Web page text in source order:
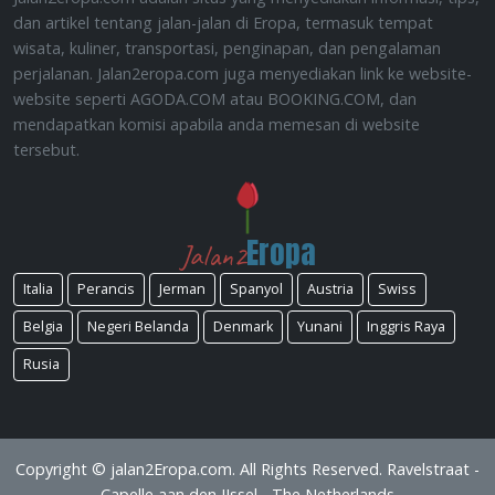
dan artikel tentang jalan-jalan di Eropa, termasuk tempat
wisata, kuliner, transportasi, penginapan, dan pengalaman
perjalanan. Jalan2eropa.com juga menyediakan link ke website-
website seperti AGODA.COM atau BOOKING.COM, dan
mendapatkan komisi apabila anda memesan di website
tersebut.
Jalan2Eropa
Italia Perancis Jerman Spanyol Austria
Swiss
Belgia
Negeri Belanda Denmark Yunani
Inggris Raya
Rusia
Copyright © jalan2Eropa.com. All Rights Reserved. Ravelstraat -